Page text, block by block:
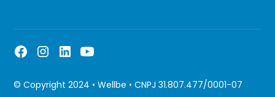
© Copyright 2024 • Wellbe • CNPJ 31.807.477/0001-07